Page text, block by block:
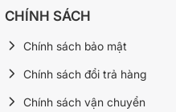
CHÍNH SÁCH
Chính sách bảo mật
Chính sách đổi trả hàng
Chính sách vận chuyển